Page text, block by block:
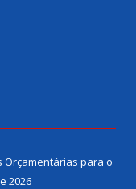
Orçamentárias para o
2026